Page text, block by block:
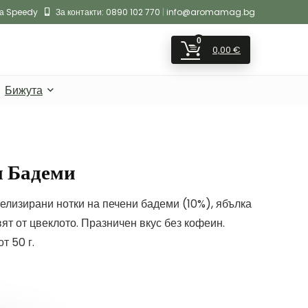
Speedy За контакти: 0890 102 770 | info@aromamag.bg
0
0,00 €
Бижута
Бадеми
нотки на печени бадеми (10%), ябълка
от цвеклото. Празничен вкус без кофеин.
50 г.